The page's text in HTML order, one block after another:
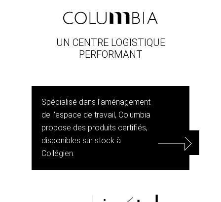
UN CENTRE LOGISTIQUE
PERFORMANT
Spécialisé dans l'aménagement
de l'espace de travail, Columbia
propose des produits certifiés,
disponibles sur stock à
Collégien.